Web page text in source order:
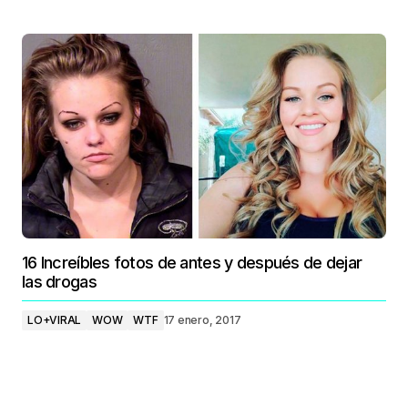
16 Increíbles fotos de antes y después de dejar
las drogas
LO+VIRAL WOW WTF 17 enero, 2017